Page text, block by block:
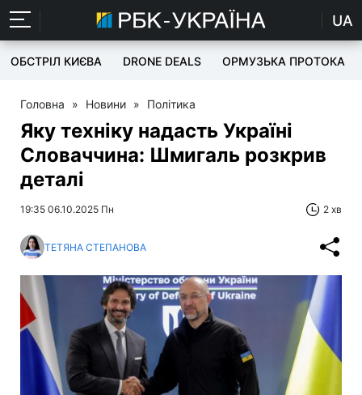
UA
ОБСТРІЛ КИЄВА DRONE DEALS ОРМУЗЬКА ПРОТОКА
Головна » Новини » Політика
Яку техніку надасть Україні
Словаччина: Шмигаль розкрив
деталі
19:35 06.10.2025 Пн 2 хв
ТЕТЯНА СТЕПАНОВА